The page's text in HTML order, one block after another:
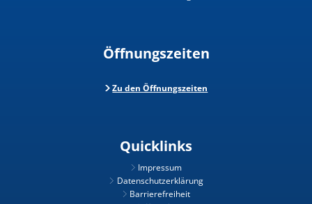
Öffnungszeiten
Zu den Öffnungszeiten
Quicklinks
Impressum
Datenschutzerklärung
Barrierefreiheit